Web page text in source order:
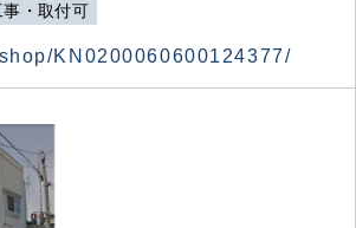
事・取付可
KN0200060600124377/